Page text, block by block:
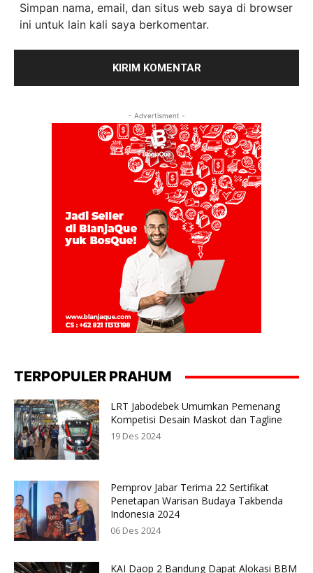
Simpan nama, email, dan situs web saya di browser
ini untuk lain kali saya berkomentar.
- Advertisment -
TERPOPULER PRAHUM
LRT Jabodebek Umumkan Pemenang
Kompetisi Desain Maskot dan Tagline
19 Des 2024
Pemprov Jabar Terima 22 Sertifikat
Penetapan Warisan Budaya Takbenda
Indonesia 2024
06 Des 2024
KAI Daop 2 Bandung Dapat Alokasi BBM